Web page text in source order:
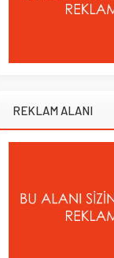
REKLAM ALANI